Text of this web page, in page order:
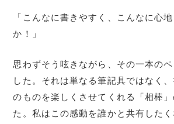
「こんなに書きやすく、こんなに心
か！」
思わずそう呟きながら、その一本の
した。それは単なる筆記具ではなく
のものを楽しくさせてくれる「相棒
た。私はこの感動を誰かと共有した